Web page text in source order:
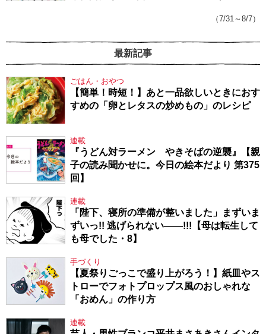
（7/31～8/7）
最新記事
ごはん・おやつ
【簡単！時短！】あと一品欲しいときにおす
すめの「卵とレタスの炒めもの」のレシピ
連載
『うどん対ラーメン やきそばの逆襲』【親
子の読み聞かせに。今日の絵本だより 第375
回】
連載
「陛下、寝所の準備が整いました」まずいま
ずいっ!! 逃げられない――!!!【母は転生して
も母でした・8】
手づくり
【夏祭りごっこで盛り上がろう！】紙皿やス
トローでフォトプロップス風のおしゃれな
「おめん」の作り方
連載